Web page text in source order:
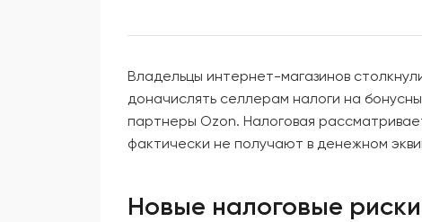
Владельцы интернет-магазинов
доначислять селлерам налоги на
партнеры Ozon. Налоговая
фактически не получают в денежном
Новые налоговые